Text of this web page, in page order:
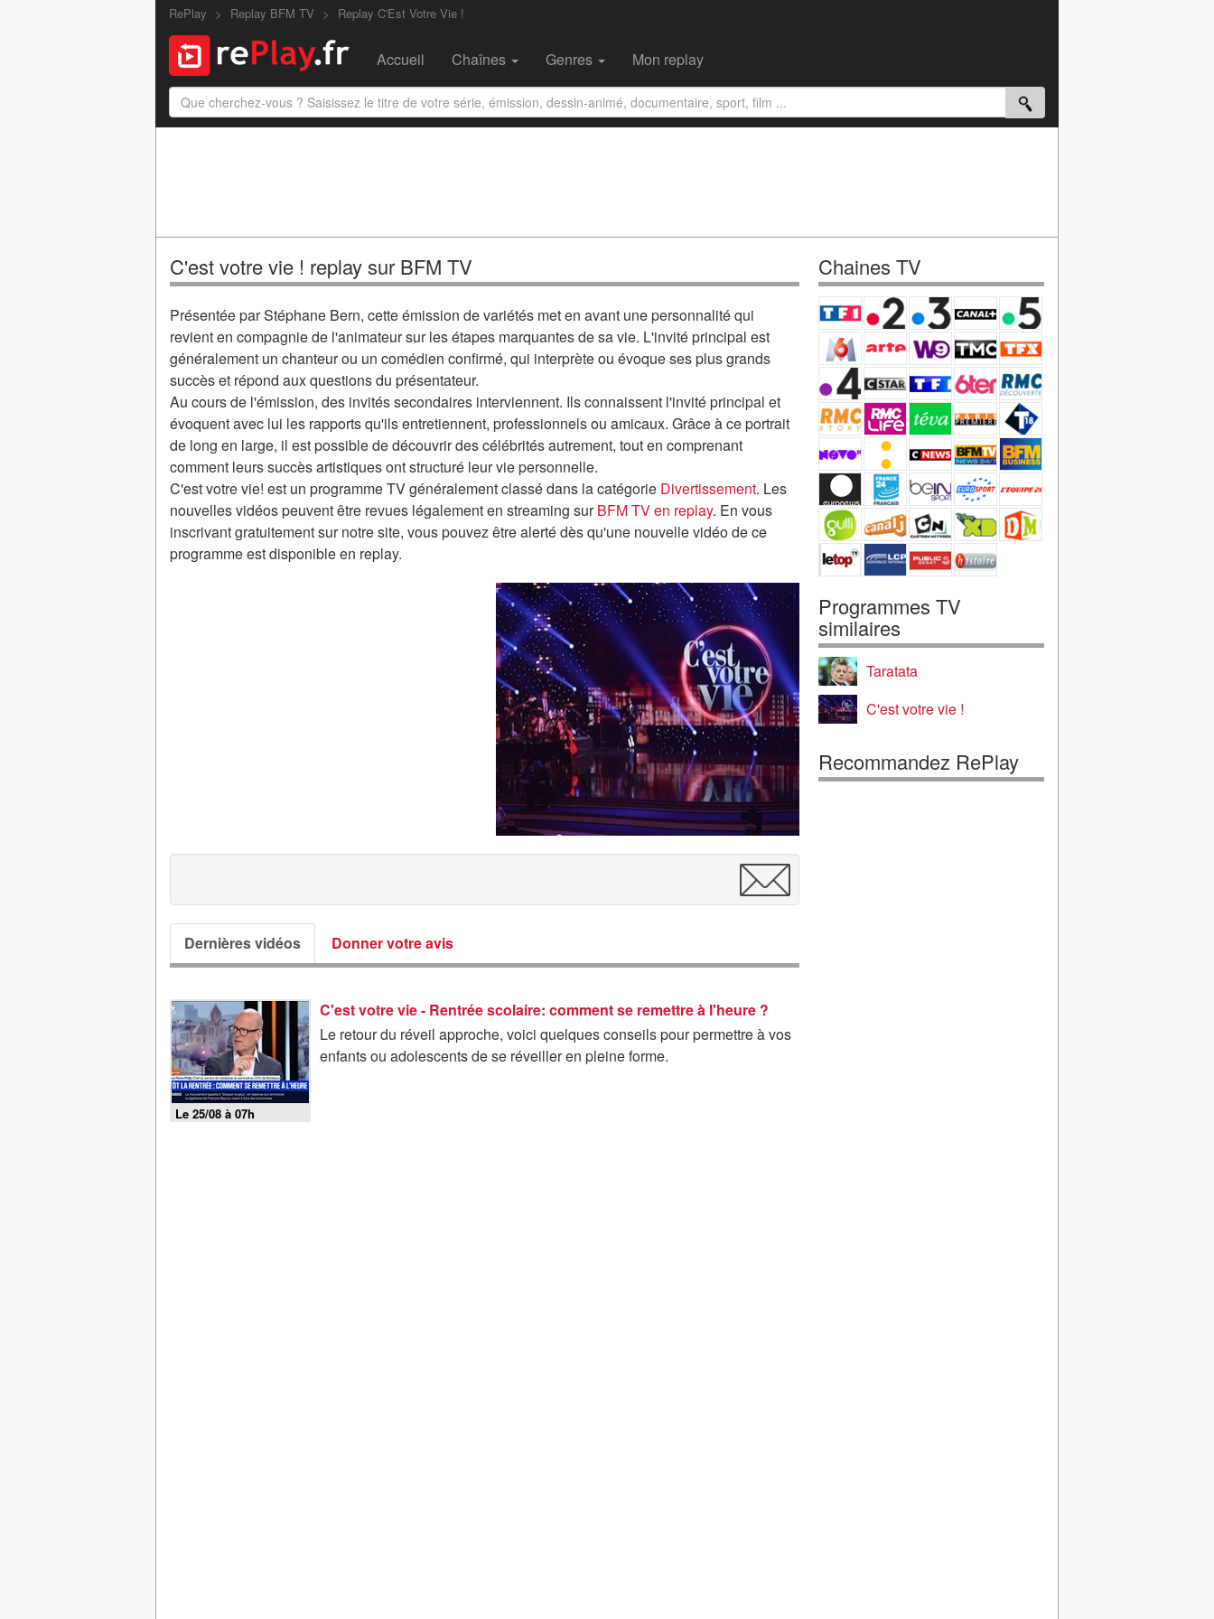
RePlay Replay BFM TV Replay C'Est Votre Vie !
Accueil Chaînes Genres Mon replay
C'est votre vie ! replay sur BFM TV
Présentée par Stéphane Bern, cette émission de variétés met en avant une personnalité qui
revient en compagnie de l'animateur sur les étapes marquantes de sa vie. L'invité principal est
généralement un chanteur ou un comédien confirmé, qui interprète ou évoque ses plus grands
succès et répond aux questions du présentateur.
Au cours de l'émission, des invités secondaires interviennent. Ils connaissent l'invité principal et
évoquent avec lui les rapports qu'ils entretiennent, professionnels ou amicaux. Grâce à ce portrait
de long en large, il est possible de découvrir des célébrités autrement, tout en comprenant
comment leurs succès artistiques ont structuré leur vie personnelle.
C'est votre vie! est un programme TV généralement classé dans la catégorie Divertissement. Les
nouvelles vidéos peuvent être revues légalement en streaming surBFM TV en replay. En vous
inscrivant gratuitement sur notre site, vous pouvez être alerté dès qu'une nouvelle vidéo de ce
programme est disponible en replay.
Dernières vidéos Donner votre avis
Le 25/08 à 07h
C'est votre vie - Rentrée scolaire: comment se remettre à l'heure ?
Le retour du réveil approche, voici quelques conseils pour permettre à vos
enfants ou adolescents de se réveiller en pleine forme.
Chaines TV
Programmes TV
similaires
Taratata
C'est votre vie !
Recommandez RePlay